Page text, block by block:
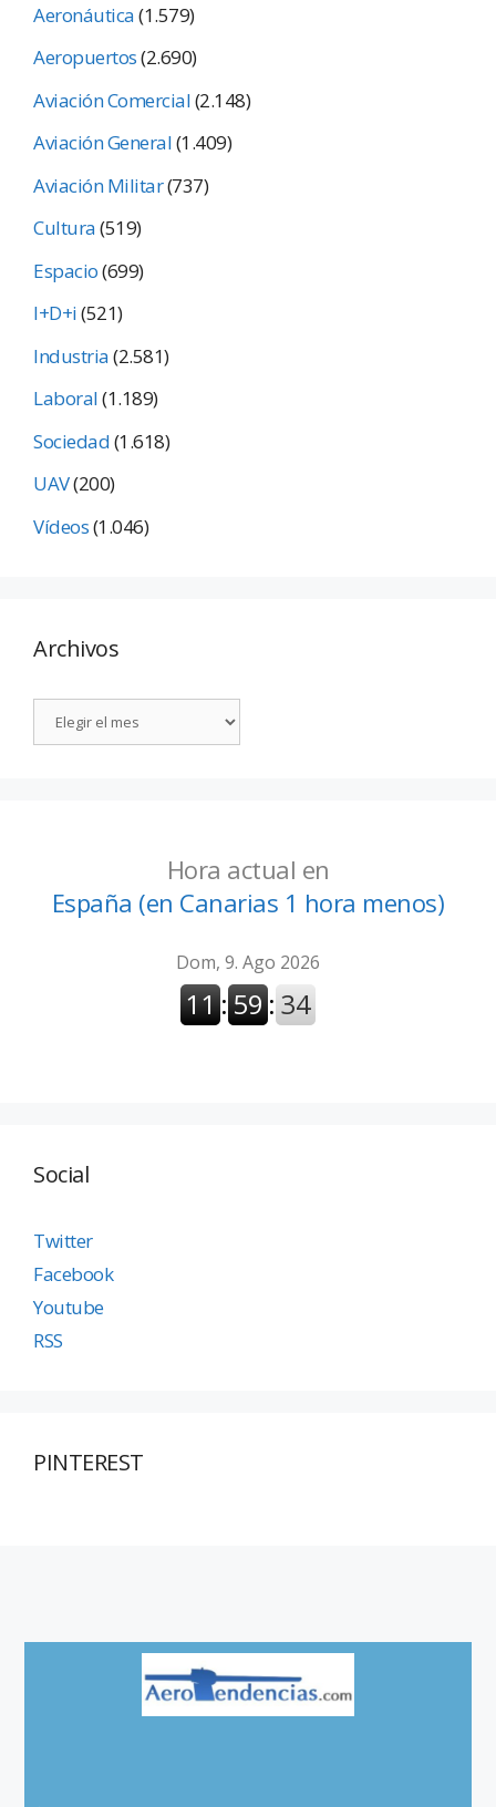
Aeronáutica(1.579)
Aeropuertos(2.690)
Aviación Comercial(2.148)
Aviación General(1.409)
Aviación Militar(737)
Cultura(519)
Espacio(699)
I+D+i(521)
Industria(2.581)
Laboral(1.189)
Sociedad(1.618)
UAV(200)
Vídeos(1.046)
Archivos
Hora actual en
España (en Canarias 1 hora menos)
Social
Twitter
Facebook
Youtube
RSS
PINTEREST